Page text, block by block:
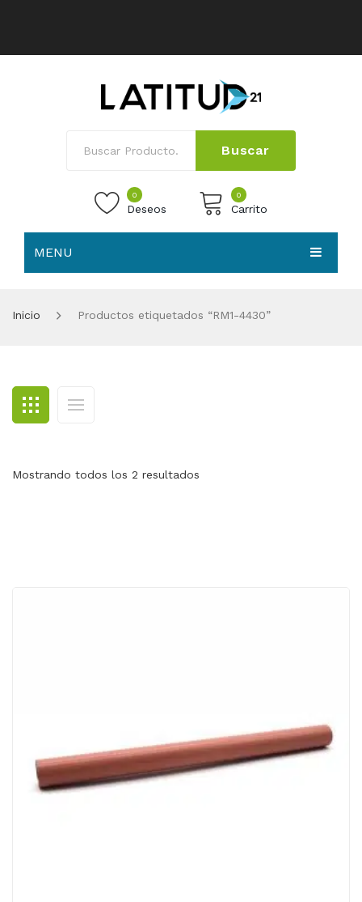
Buscar
0
Deseos
0
Carrito
MENU
BLOG
CONTACTO
Inicio Productos etiquetados “RM1-4430”
Mostrando todos los 2 resultados